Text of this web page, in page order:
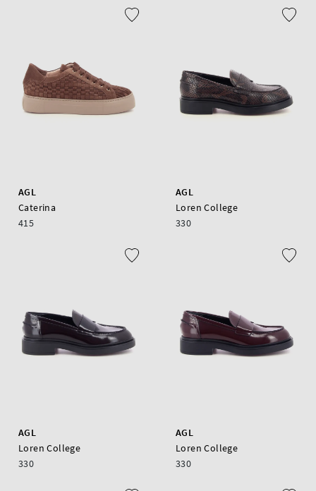
AGL
Caterina
415
AGL
Loren College
330
AGL
Loren College
330
AGL
Loren College
330